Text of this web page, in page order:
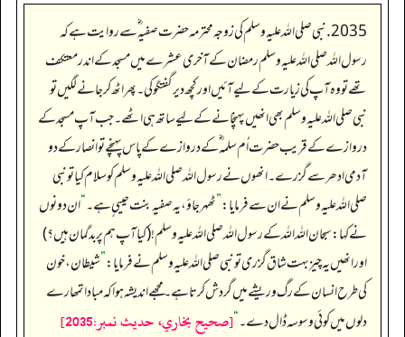
2035. نبی صلی اللہ علیہ وسلم کی زوجہ محترمہ حضرت صفیہ ؓ سے روایت ہے کہ
رسول اللہ صلی اللہ علیہ وسلم رمضان کے آخری عشرے میں مسجد کے اندر معتکف
تھے تو وہ آپ کی زیارت کے لیے آئیں اور کچھ دیر گفتگو کی۔ پھر اٹھ کر جانےلگیں تو
نبی صلی اللہ علیہ وسلم بھی انھیں پہنچانے کے لیے ساتھ ہی اٹھے۔ جب آپ مسجد کے
دروازے کےقریب حضرت اُم سلمہ ؓ کے دروازے کے پاس پہنچے تو انصارکے دو
آدمی ادھر سے گزرے۔ انھوں نے رسول اللہ صلی اللہ علیہ وسلم کو سلام کیا تو نبی
صلی اللہ علیہ وسلم نے ان سے فرمایا:”ٹھہرجاؤ، یہ صفیہ بنت حییی ٍ ہے۔“ان دونوں
نےکہا: سبحان اللہ اللہ کے رسول اللہ صلی اللہ علیہ وسلم !(کیا آپ ہم پر بدگمان ہیں؟)
اور انھیں یہ چیز بہت شاق گزری تو نبی صلی اللہ علیہ وسلم نے فرمایا:”شیطان، خون
کی طرح انسان کے رگ و ریشے میں گردش کرتا ہے۔ مجھے اندیشہ ہوا کہ مبادا تمھارے
دلوں میں کوئی وسوسہ ڈال دے۔“[صحيح بخاري، حديث نمبر:2035]